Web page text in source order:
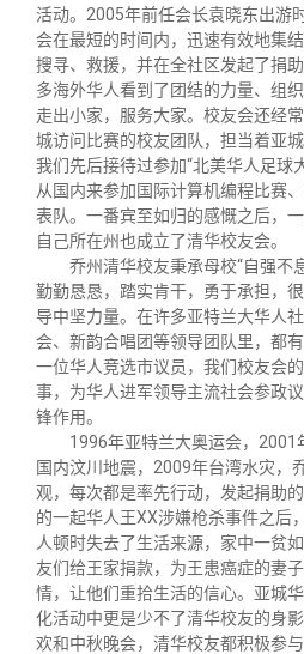
校友讲坛
校友视界
实用信息
总会章程
理事会名单
制度法规
联系我们
活动。2005年前任会长袁晓东出游
会在最短的时间内，迅速有效地集
搜寻、救援，并在全社区发起了捐
多海外华人看到了团结的力量、组
走出小家，服务大家。校友会还经
城访问比赛的校友团队，担当着亚
我们先后接待过参加“北美华人足球
从国内来参加国际计算机编程比赛
表队。一番宾至如归的感慨之后，
自己所在州也成立了清华校友会。
乔州清华校友秉承母校“自强不
勤勤恳恳，踏实肯干，勇于承担，
导中坚力量。在许多亚特兰大华人
会、新韵合唱团等领导团队里，都
一位华人竞选市议员，我们校友会
事，为华人进军领导主流社会参政
锋作用。
1996年亚特兰大奥运会，2001
国内汶川地震，2009年台湾水灾，
观，每次都是率先行动，发起捐助
的一起华人王XX涉嫌枪杀事件之后
人顿时失去了生活来源，家中一贫
友们给王家捐款，为王患癌症的妻
情，让他们重拾生活的信心。亚城
化活动中更是少不了清华校友的身
欢和中秋晚会，清华校友都积极参